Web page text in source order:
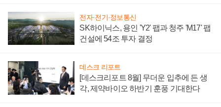
전자·전기·정보통신
SK하이닉스, 용인 'Y2' 팹과 청주 'M17' 팹
건설에 54조 투자 결정
데스크 리포트
[데스크리포트 8월] 무더운 입추에 든 생
각, 제약바이오 하반기 훈풍 기대한다